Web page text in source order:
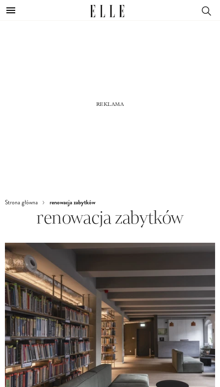
Strona główna renowacja zabytków
renowacja zabytków